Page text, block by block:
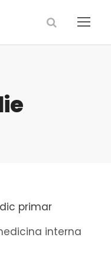
primar
interna